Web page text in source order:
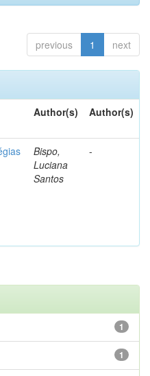
previous 1 next
Author(s) Author(s)
Bispo,
Luciana
Santos
-
1
1